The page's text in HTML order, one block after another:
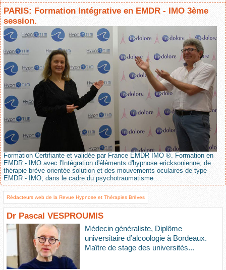
PARIS: Formation Intégrative en EMDR - IMO 3ème
session.
Formation Certifiante et validée par France EMDR IMO ®. Formation en
EMDR - IMO avec l'Intégration d'éléments d'hypnose ericksonienne, de
thérapie brève orientée solution et des mouvements oculaires de type
EMDR - IMO, dans le cadre du psychotraumatisme....
Rédacteurs web de la Revue Hypnose et Thérapies Brèves
Dr Pascal VESPROUMIS
Médecin généraliste, Diplôme
universitaire d’alcoologie à Bordeaux.
Maître de stage des universités...